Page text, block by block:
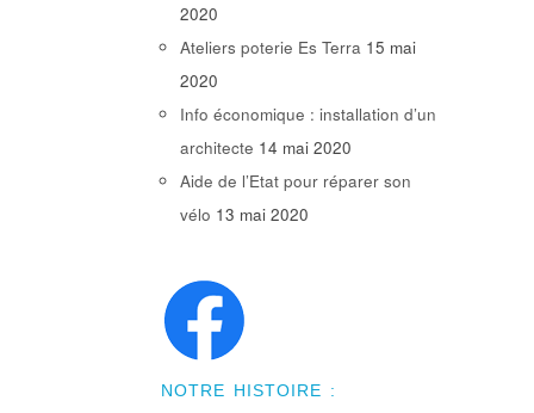
2020
Ateliers poterie Es Terra 15 mai
2020
Info économique : installation d’un
architecte 14 mai 2020
Aide de l’Etat pour réparer son
vélo 13 mai 2020
NOTRE HISTOIRE :